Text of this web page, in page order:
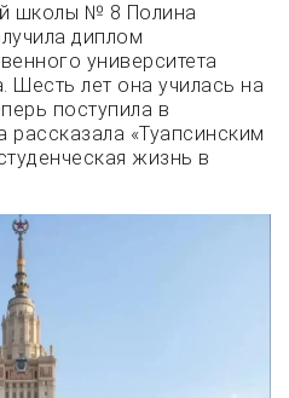
школы № 8 Полина
диплом
университета
лет она училась на
поступила в
рассказала «Туапсинским
жизнь в